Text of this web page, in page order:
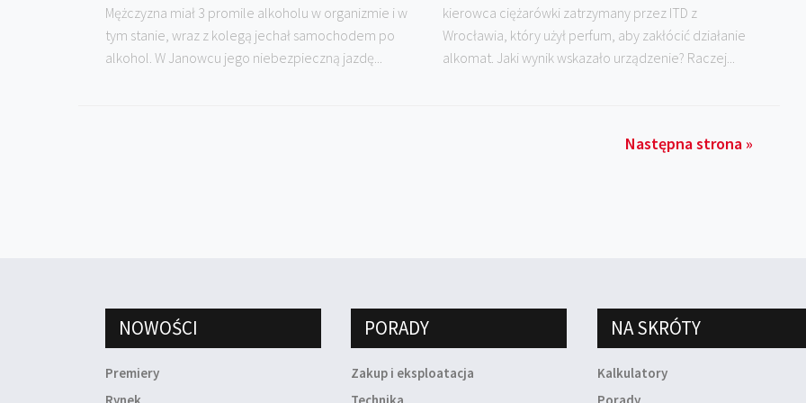
Mężczyzna miał 3 promile alkoholu w organizmie i w
tym stanie, wraz z kolegą jechał samochodem po
alkohol. W Janowcu jego niebezpieczną jazdę...
kierowca ciężarówki zatrzymany przez ITD z
Wrocławia, który użył perfum, aby zakłócić działanie
alkomat. Jaki wynik wskazało urządzenie? Raczej...
Następna strona »
NOWOŚCI
Premiery
Rynek
PORADY
Zakup i eksploatacja
Technika
NA SKRÓTY
Kalkulatory
Porady